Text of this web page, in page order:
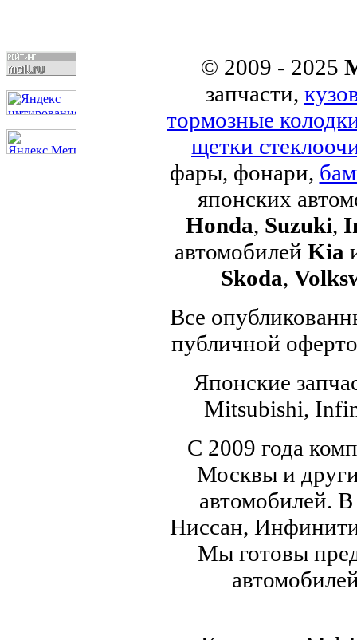
© 2009 - 2025
запчасти,
тормозные
щетки
фары, фонари,
японских
Honda, Suzuki,
автомобилей Kia
Skoda,
Все
публичной
Японские
Mitsubishi,
С 2009 года
Москвы и
автомобилей.
Ниссан,
Мы готовы